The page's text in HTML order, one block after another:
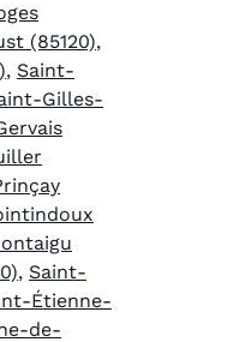
(85120),
, Saint-
Gilles-
, Saint-
Étienne-
de-